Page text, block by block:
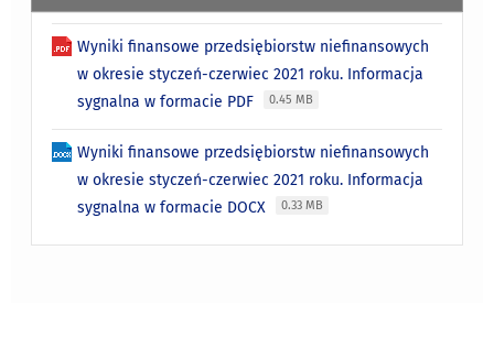
Wyniki finansowe przedsiębiorstw niefinansowych
w okresie styczeń-czerwiec 2021 roku. Informacja
sygnalna w formacie PDF
0.45 MB
Wyniki finansowe przedsiębiorstw niefinansowych
w okresie styczeń-czerwiec 2021 roku. Informacja
sygnalna w formacie DOCX
0.33 MB